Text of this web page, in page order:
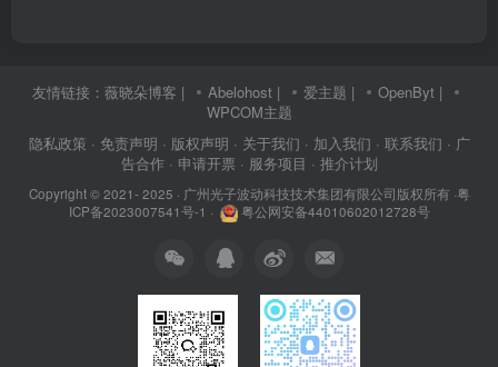
友情链接： 薇晓朵博客 | Abelohost | 爱主题 | OpenByt |
WPCOM主题
隐私政策 · 免责声明 · 版权声明 · 关于我们 · 加入我们 · 联系我们 · 广
告合作 · 申请开票 · 服务项目 · 推介计划
Copyright © 2021- 2025 · 广州光子波动科技技术集团有限公司版权所有·粤
ICP备2023007541号-1 · 粤公网安备44010602012728号